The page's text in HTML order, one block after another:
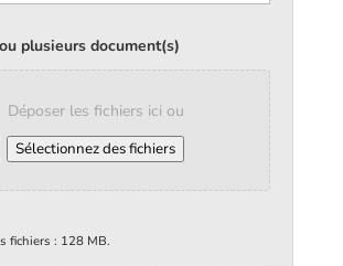
plusieurs document(s)
Déposer les fichiers ici ou
Sélectionnez des fichiers
fichiers : 128 MB.